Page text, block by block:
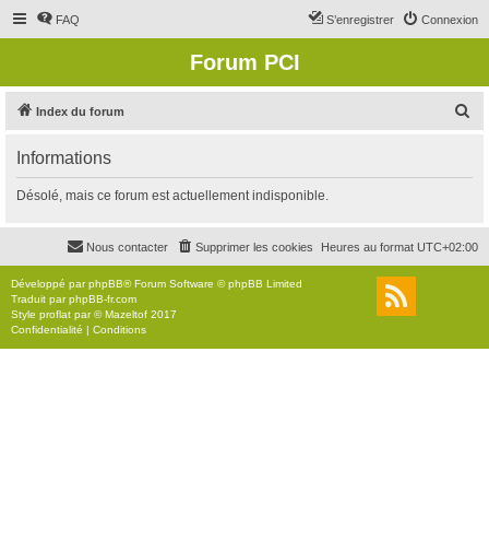
FAQ Connexion
S’enregistrer
Forum PCI
Index du forum
r
c
r
Informations
Désolé, mais ce forum est actuellement indisponible.
Heures au format UTC+02:00
Supprimer les cookies
Nous contacter
Développé parphpBB® Forum Software © phpBB Limited
Traduit parphpBB-fr.com
Style proflat par ©Mazeltof 2017
Confidentialité | Conditions